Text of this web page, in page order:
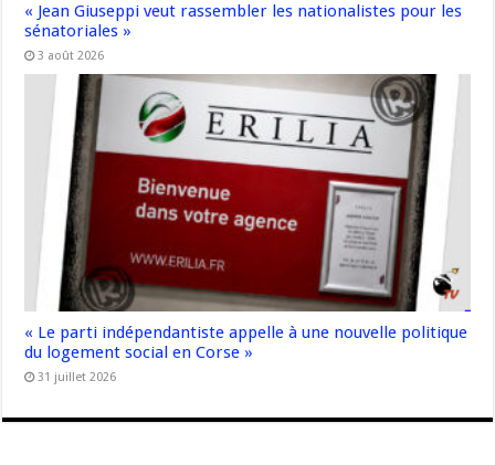
« Jean Giuseppi veut rassembler les nationalistes pour les
sénatoriales »
3 août 2026
« Le parti indépendantiste appelle à une nouvelle politique
du logement social en Corse »
31 juillet 2026